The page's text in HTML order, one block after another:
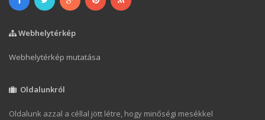
Webhelytérkép
Webhelytérkép mutatása
Oldalunkról
Oldalunk azzal a céllal jött létre, hogy minőségi mesékkel